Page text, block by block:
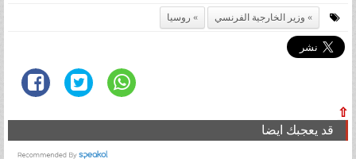
وزير الخارجية الفرنسي روسيا
⇧
قد يعجبك ايضا